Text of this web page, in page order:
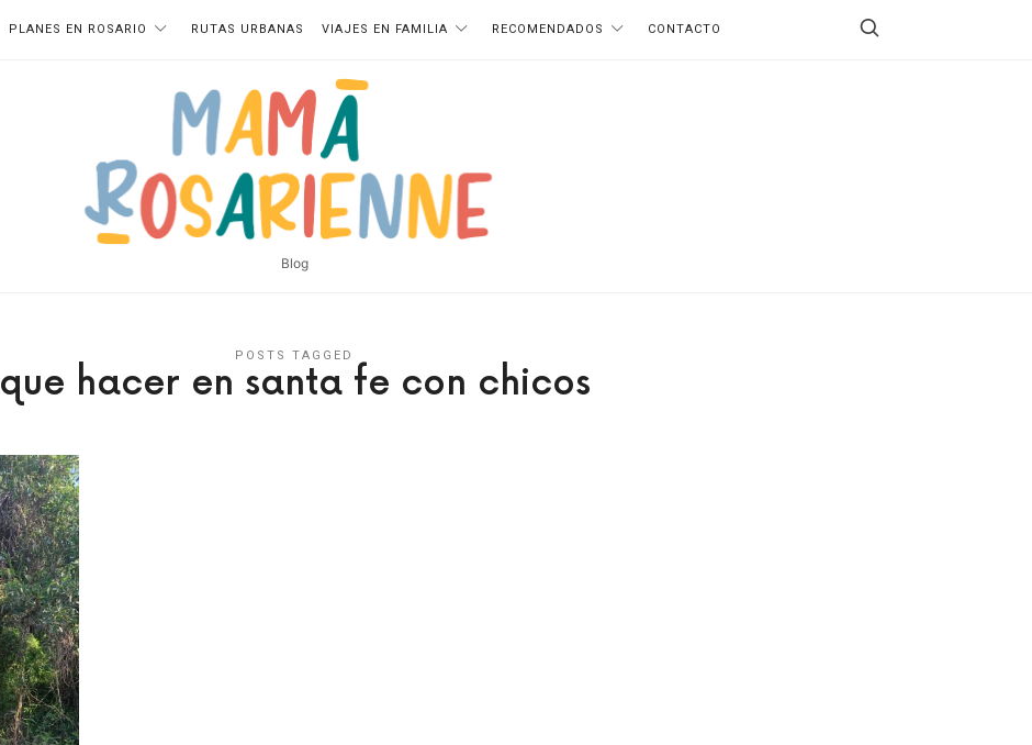
PLANES EN ROSARIO RUTAS URBANAS VIAJES EN FAMILIA RECOMENDADOS CONTACTO
Blog
POSTS TAGGED
que hacer en santa fe con chicos